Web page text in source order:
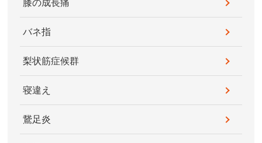
膝の成長痛
バネ指
梨状筋症候群
寝違え
鵞足炎